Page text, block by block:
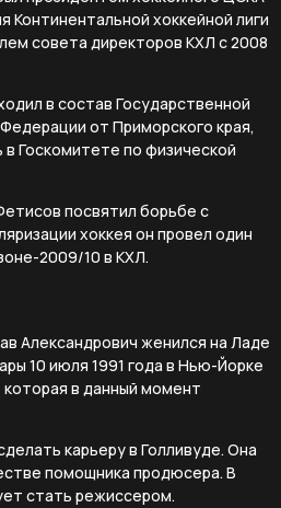
Континентальной хоккейной лиги
совета директоров КХЛ с 2008
в состав Государственной
от Приморского края,
Госкомитете по физической
посвятил борьбе с
хоккея он провел один
2009/10 в КХЛ.
Александрович женился на Ладе
10 июля 1991 года в Нью-Йорке
в данный момент
карьеру в Голливуде. Она
помощника продюсера. В
стать режиссером.